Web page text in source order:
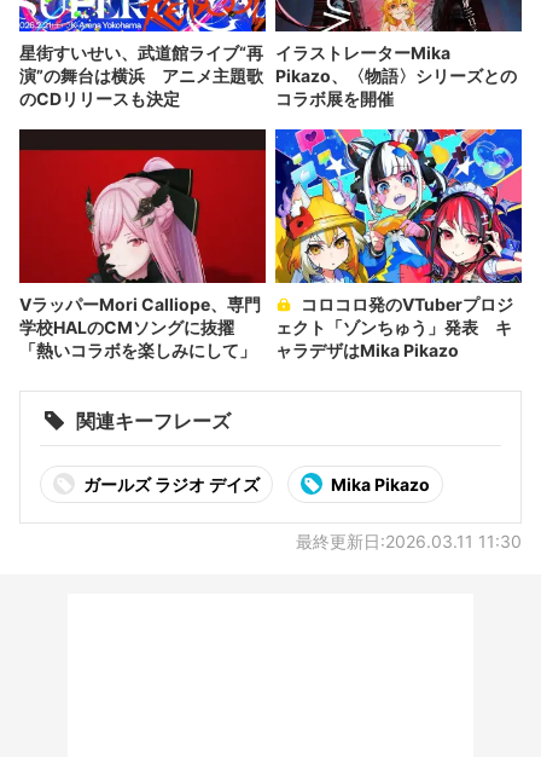
星街すいせい、武道館ライブ“再
演”の舞台は横浜 アニメ主題歌
のCDリリースも決定
イラストレーターMika
Pikazo、〈物語〉シリーズとの
コラボ展を開催
VラッパーMori Calliope、専門
学校HALのCMソングに抜擢
「熱いコラボを楽しみにして」
ェクト「ゾンちゅう」発表 キ
ャラデザはMika Pikazo
関連キーフレーズ
ガールズ ラジオ デイズ Mika Pikazo
最終更新日:2026.03.11 11:30